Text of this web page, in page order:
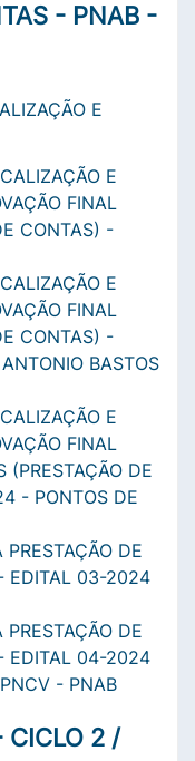
- PNAB -
E
E
FINAL
CONTAS) -
E
FINAL
CONTAS) -
BASTOS
E
FINAL
(PRESTAÇÃO DE
- PONTOS DE
DE
EDITAL 03-2024
DE
EDITAL 04-2024
- PNAB
CICLO 2 /